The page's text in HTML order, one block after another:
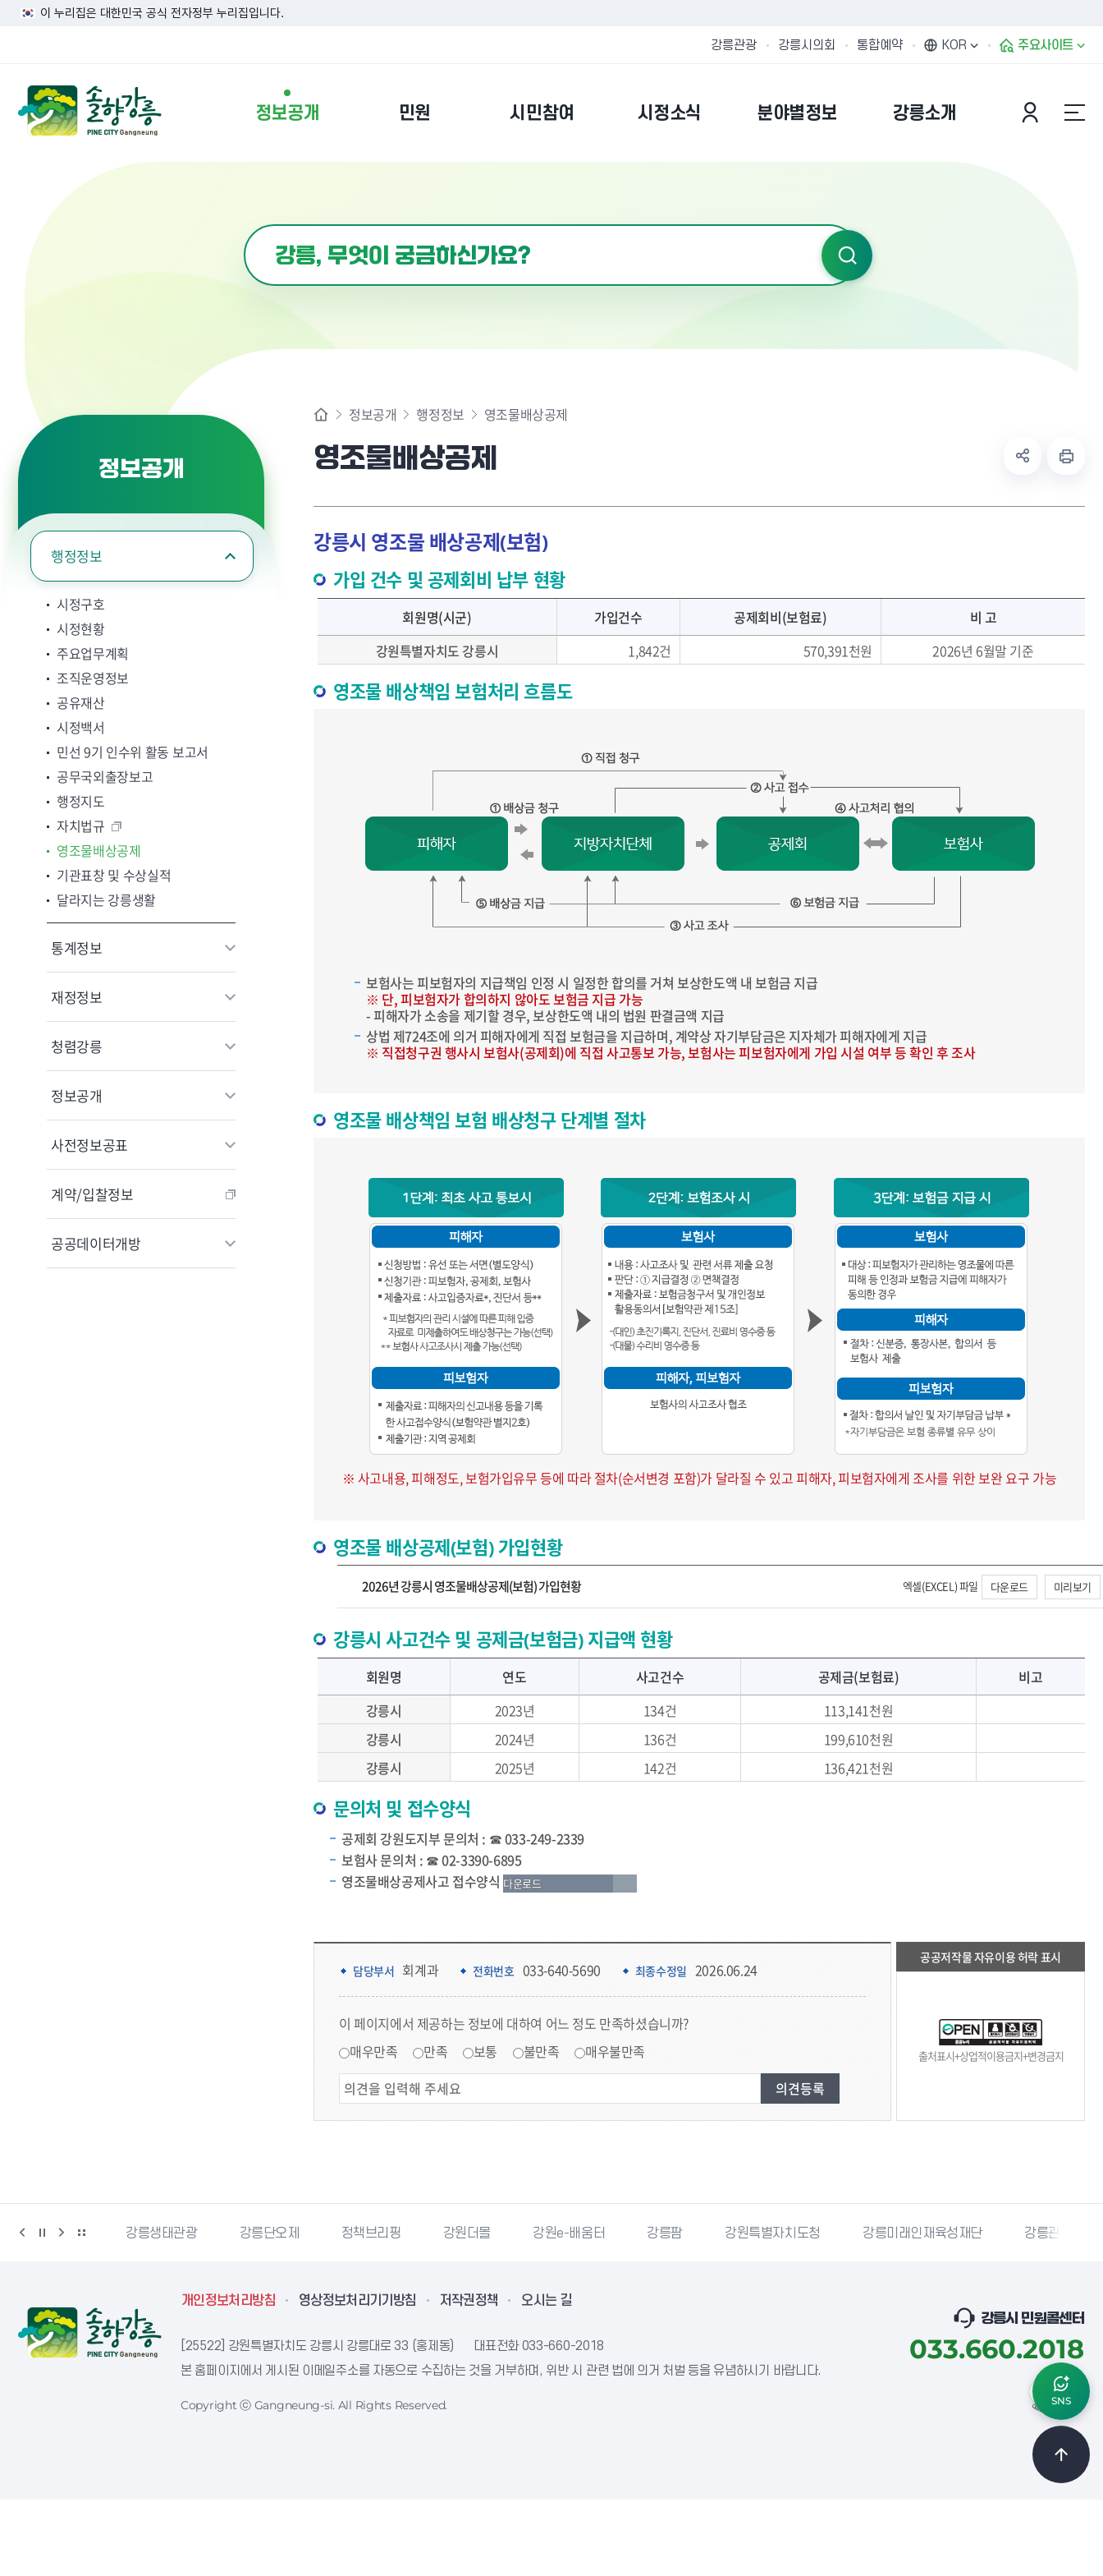
이 누리집은 대한민국 공식 전자정부 누리집입니다.
강릉관광 강릉시의회 통합예약 KOR 주요사이트
정보공개
정보공개
시정구호
시정현황
민선 9기 인수위 활동
공무국외출장보고
영조물배상공제
기관표창 및 수상실적
달라지는 강릉생활
기본통계(구 통계연보)
주민등록인구현황
통계지리정보서비스
세입세출예산서
정보공개
정보공개제도 안내
개인정보 목적외 이용 및
사전정보공표
사전정보공표 현황
인센티브 집행내역
행정처분공개
위원회
계약/입찰정보 공공데이터개방
민원 시민참여 시정소식 분야별정보 강릉소개
정보공개
행정정보
시정구호
시정현황
주요업무계획
조직운영정보
공유재산
시정백서
민선 9기 인수위 활동 보고서
공무국외출장보고
행정지도
자치법규
영조물배상공제
기관표창 및 수상실적
달라지는 강릉생활
통계정보
재정정보
청렴강릉
정보공개
사전정보공표
계약/입찰정보
공공데이터개방
정보공개 행정정보 영조물배상공제
영조물배상공제
강릉시 영조물 배상공제(보험)
가입 건수 및 공제회비 납부 현황
회원명(시군) 가입건수 공제회비(보험료)
비 고
강원특별자치도 강릉시
1,842건 570,391천원 2026년 6월말 기준
영조물 배상책임 보험처리 흐름도
보험사는 피보험자의 지급책임 인정 시 일정한 합의를 거쳐 보상한도액 내 보험금 지급
※ 단, 피보험자가 합의하지 않아도 보험금 지급 가능
- 피해자가 소송을 제기할 경우, 보상한도액 내의 법원 판결금액 지급
상법 제724조에 의거 피해자에게 직접 보험금을 지급하며, 계약상 자기부담금은 지자체가 피해자에게 지급
※ 직접청구권 행사시 보험사(공제회)에 직접 사고통보 가능, 보험사는 피보험자에게 가입 시설 여부 등 확인 후 조사
영조물 배상책임 보험 배상청구 단계별 절차
※ 사고내용, 피해정도, 보험가입유무 등에 따라 절차(순서변경 포함)가 달라질 수 있고 피해자, 피보험자에게 조사를 위한 보완 요구 가능
영조물 배상공제(보험) 가입현황
2026년 강릉시 영조물배상공제(보험) 가입현황 엑셀(EXCEL) 파일 다운로드 미리보기
강릉시 사고건수 및 공제금(보험금) 지급액 현황
회원명 연도 사고건수 공제금(보험료)
비고
강릉시
2023년 134건
113,141천원
강릉시
2024년 136건
199,610천원
강릉시
2025년 142건 136,421천원
문의처 및 접수양식
공제회 강원도지부 문의처 : ☎ 033-249-2339
보험사 문의처 : ☎ 02-3390-6895
영조물배상공제사고 접수양식 다운로드
담당부서 회계과 전화번호 033-640-5690 최종수정일 2026.06.24
이 페이지에서 제공하는 정보에 대하여 어느 정도 만족하셨습니까?
매우만족
만족 보통 불만족 매우불만족
공공저작물 자유이용 허락 표시
출처표시+상업적이용금지+변경금지
터 강릉생태관광 강릉단오제 정책브리핑 강원더몰 강원e-배움터 강릉팜 강원특별자치도청 강릉미래인재육성재단 강릉관광개발공사
개인정보처리방침 영상정보처리기기방침 저작권정책 오시는 길
[25522] 강원특별자치도 강릉시 강릉대로 33 (홍제동) 대표전화 033-660-2018
본 홈페이지에서 게시된 이메일주소를 자동으로 수집하는 것을 거부하며, 위반 시 관련 법에 의거 처벌 등을 유념하시기 바랍니다.
Copyright ⓒ Gangneung-si. All Rights Reserved.
강릉시 민원콜센터
033.660.2018
SNS